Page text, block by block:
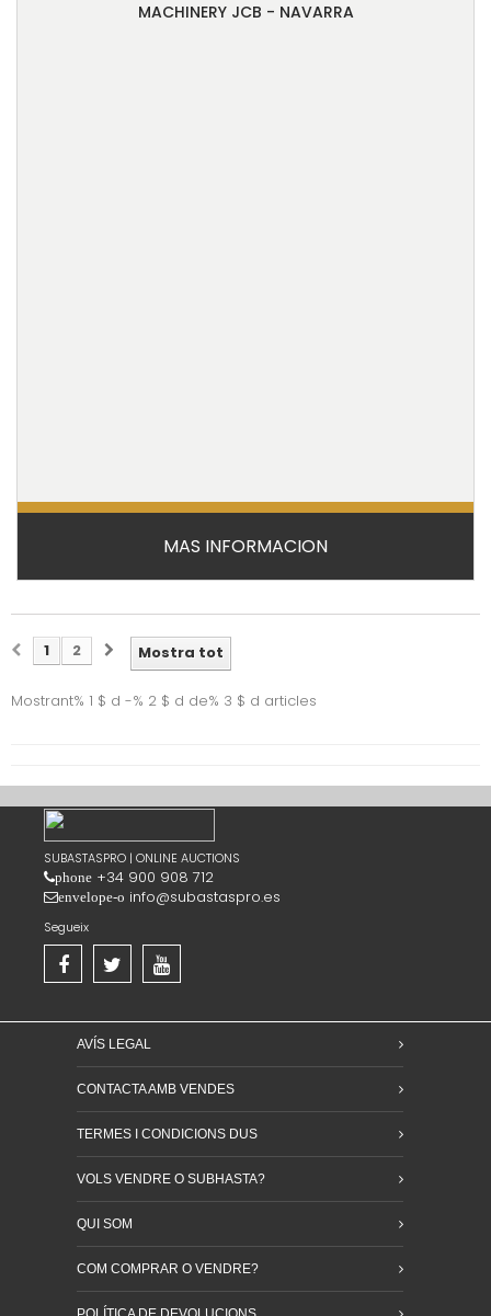
MACHINERY JCB - NAVARRA
ADJUDICACIO DIRECTA
MAS INFORMACION
Mostra tot
1 2
Mostrant% 1 $ d -% 2 $ d de% 3 $ d articles
SUBASTASPRO | ONLINE AUCTIONS
phone +34 900 908 712
envelope-o info@subastaspro.es
Segueix
AVÍS LEGAL
CONTACTA AMB VENDES
TERMES I CONDICIONS DUS
VOLS VENDRE O SUBHASTA?
QUI SOM
COM COMPRAR O VENDRE?